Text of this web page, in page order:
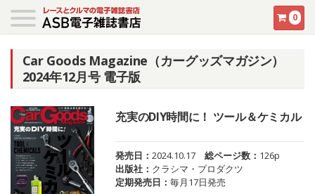
0
Car Goods Magazine（カーグッズマガジン）
2024年12月号 電子版
充実のDIY時間に！ ツール＆ケミカル
発売日：2024.10.17 総ページ数： 126p
出版社： クラシマ・プロダクツ
定期発売日：毎月17日発売